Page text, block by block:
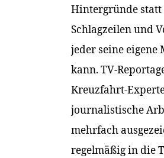
Hintergründe statt
Schlagzeilen und
jeder seine
kann. TV-
Kreuzfahrt-
journalistische
mehrfach
regelmäßig in die